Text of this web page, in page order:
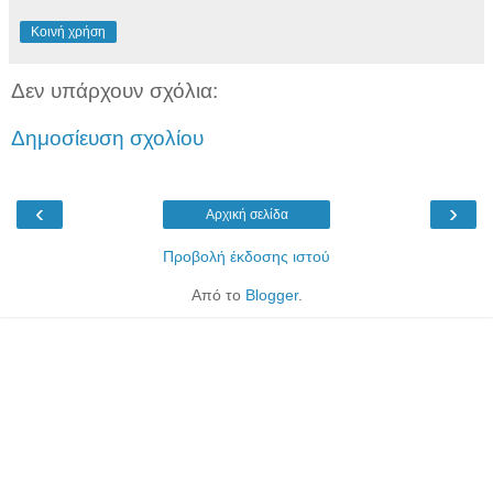
Κοινή χρήση
Δεν υπάρχουν σχόλια:
Δημοσίευση σχολίου
‹ ›
Αρχική σελίδα
Προβολή έκδοσης ιστού
Από το Blogger.